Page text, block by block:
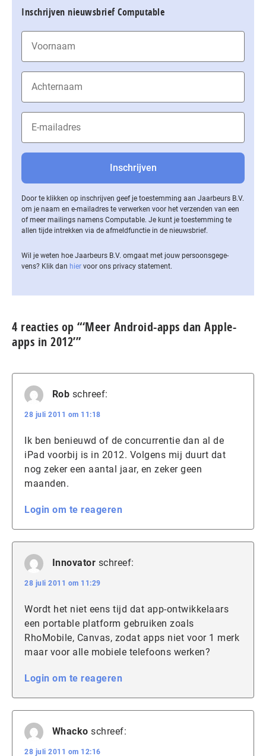
Inschrijven nieuwsbrief Computable
Door te klikken op inschrijven geef je toestemming aan Jaarbeurs B.V.
om je naam en e-mailadres te verwerken voor het verzenden van een
of meer mailings namens Computable. Je kunt je toestemming te
allen tijde intrekken via de af­meld­func­tie in de nieuwsbrief.
Wil je weten hoe Jaarbeurs B.V. omgaat met jouw per­soons­ge­ge­
vens? Klik dan hier voor ons privacy statement.
4 reacties op “‘Meer Android-apps dan Apple-
apps in 2012’”
Rob schreef:
28 juli 2011 om 11:18
Ik ben benieuwd of de concurrentie dan al de
iPad voorbij is in 2012. Volgens mij duurt dat
nog zeker een aantal jaar, en zeker geen
maanden.
Login om te reageren
Innovator schreef:
28 juli 2011 om 11:29
Wordt het niet eens tijd dat app-ontwikkelaars
een portable platform gebruiken zoals
RhoMobile, Canvas, zodat apps niet voor 1 merk
maar voor alle mobiele telefoons werken?
Login om te reageren
Whacko schreef:
28 juli 2011 om 12:16